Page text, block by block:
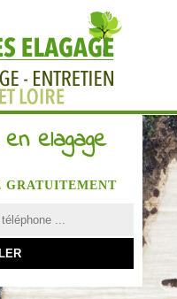
elagage
GRATUITEMENT